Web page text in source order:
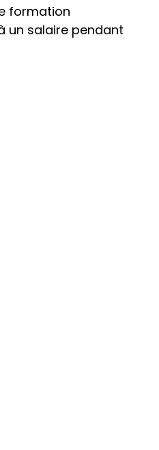
formation
un salaire pendant